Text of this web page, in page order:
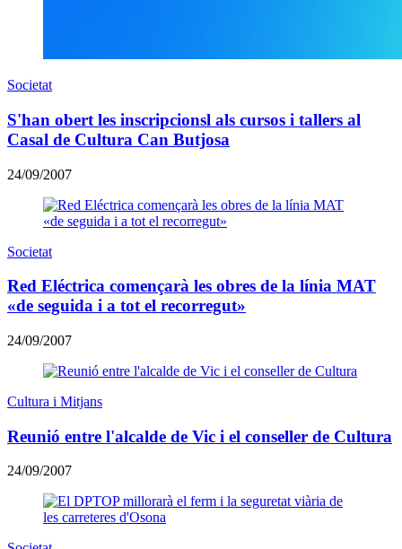
Societat
S'han obert les inscripcionsl als cursos i tallers al
Casal de Cultura Can Butjosa
24/09/2007
Societat
Red Eléctrica començarà les obres de la línia MAT
«de seguida i a tot el recorregut»
24/09/2007
Cultura i Mitjans
Reunió entre l'alcalde de Vic i el conseller de Cultura
24/09/2007